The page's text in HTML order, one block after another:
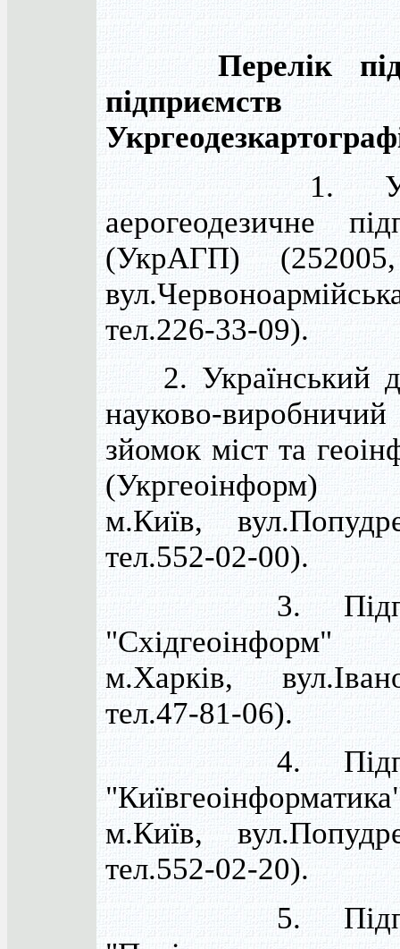
Перелік
підприємств
1.
аерогеодезичне
(УкрАГП)
тел.226-33-09).
2. Український
науково-
зйомок міст та
(Укргеоінформ)
м.Київ,
тел.552-02-00).
3.
"Східгеоінформ"
м.Харків,
тел.47-81-06).
4.
м.Київ,
тел.552-02-20).
5.